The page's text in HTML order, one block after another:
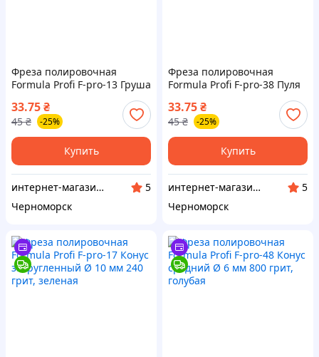
Фреза полировочная
Formula Profi F-pro-13 Груша
Ø 10 мм 800 грит, голубая
33.75₴
45 ₴ -25%
Купить
интернет-магазин "BestNail"
5
Черноморск
Фреза полировочная
Formula Profi F-pro-38 Пуля
графитовая
33.75₴
45 ₴ -25%
Купить
интернет-магазин "BestNail"
5
Черноморск